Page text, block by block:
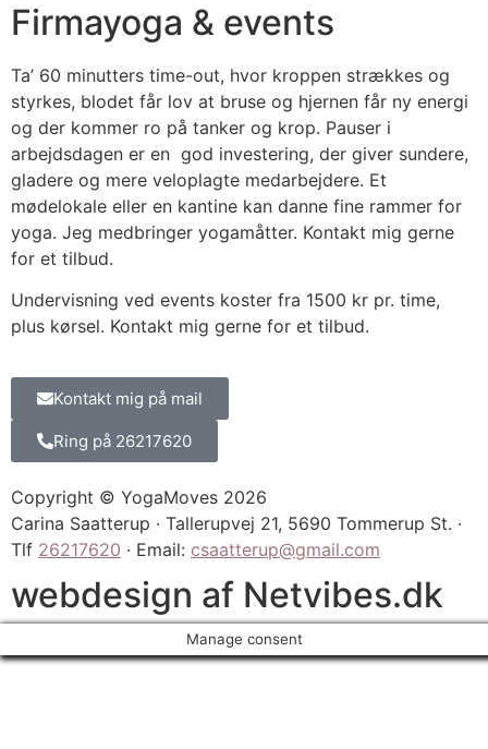
Firmayoga & events
Ta’ 60 minutters time-out, hvor kroppen strækkes og
styrkes, blodet får lov at bruse og hjernen får ny energi
og der kommer ro på tanker og krop. Pauser i
arbejdsdagen er en god investering, der giver sundere,
gladere og mere veloplagte medarbejdere. Et
mødelokale eller en kantine kan danne fine rammer for
yoga. Jeg medbringer yogamåtter. Kontakt mig gerne
for et tilbud.
Undervisning ved events koster fra 1500 kr pr. time,
plus kørsel. Kontakt mig gerne for et tilbud.
Kontakt mig på mail
Ring på 26217620
Copyright © YogaMoves 2026
Carina Saatterup · Tallerupvej 21, 5690 Tommerup St. ·
Tlf 26217620 · Email: csaatterup@gmail.com
webdesign af Netvibes.dk
Manage consent